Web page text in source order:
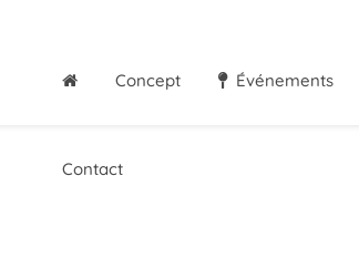
Concept Événements
Contact